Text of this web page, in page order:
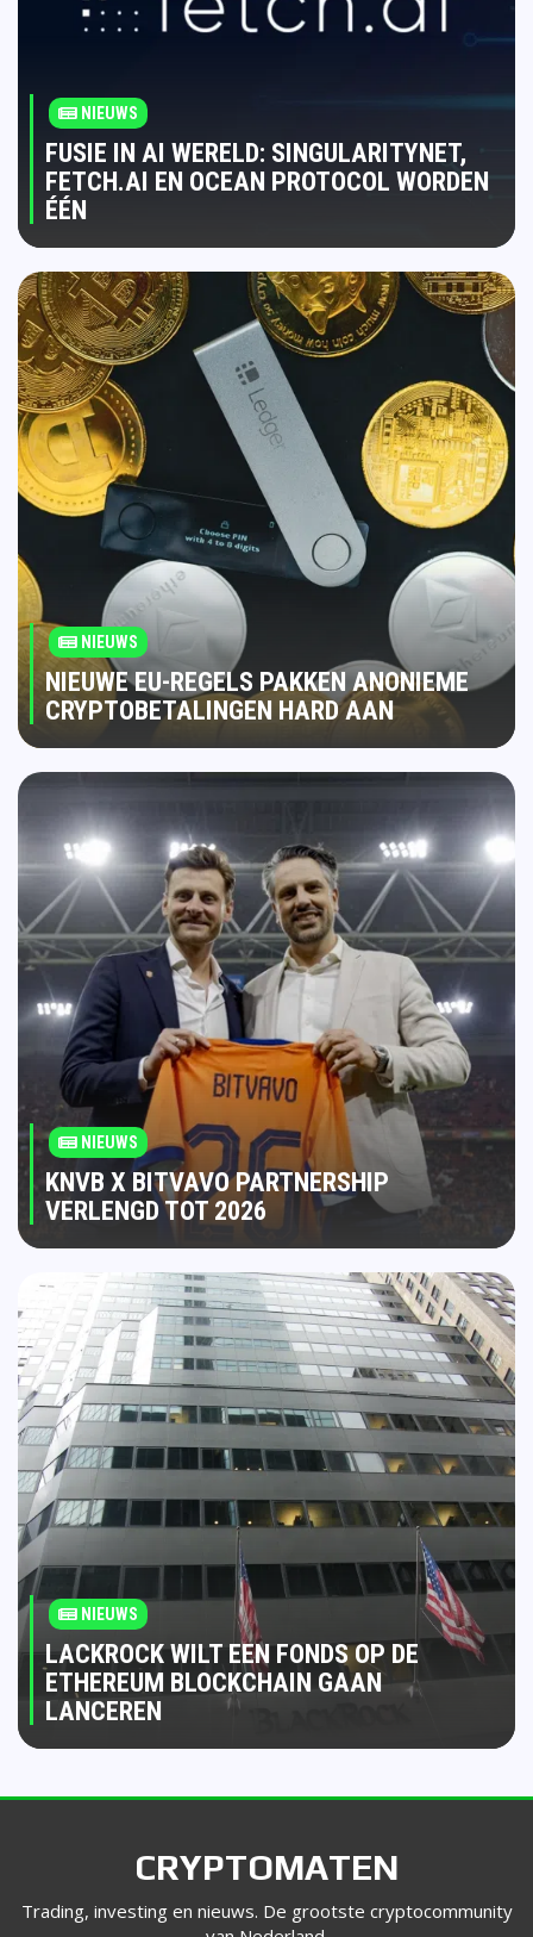
NIEUWS
FUSIE IN AI WERELD: SINGULARITYNET,
FETCH.AI EN OCEAN PROTOCOL WORDEN
ÉÉN
NIEUWS
NIEUWE EU-REGELS PAKKEN ANONIEME
CRYPTOBETALINGEN HARD AAN
NIEUWS
KNVB X BITVAVO PARTNERSHIP
VERLENGD TOT 2026
NIEUWS
LACKROCK WILT EEN FONDS OP DE
ETHEREUM BLOCKCHAIN GAAN
LANCEREN
CRYPTOMATEN
Trading, investing en nieuws. De grootste cryptocommunity